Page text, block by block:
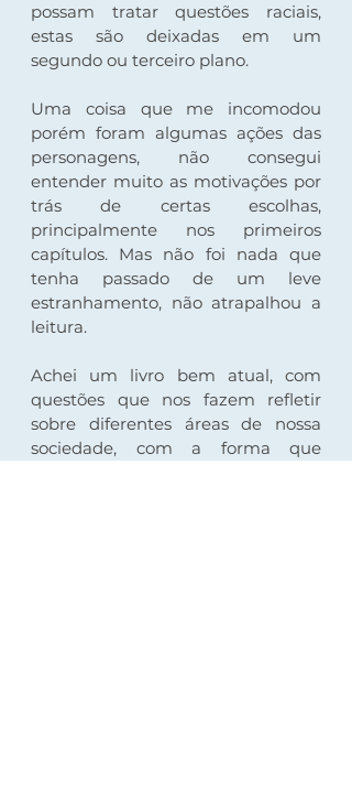
possam tratar questões raciais,
estas são deixadas em um
segundo ou terceiro plano.
Uma coisa que me incomodou
porém foram algumas ações das
personagens, não consegui
entender muito as motivações por
trás de certas escolhas,
principalmente nos primeiros
capítulos. Mas não foi nada que
tenha passado de um leve
estranhamento, não atrapalhou a
leitura.
Achei um livro bem atual, com
questões que nos fazem refletir
sobre diferentes áreas de nossa
sociedade, com a forma que